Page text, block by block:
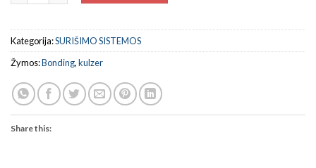
Kategorija:SURIŠIMO SISTEMOS
Žymos:Bonding,kulzer
Share this: